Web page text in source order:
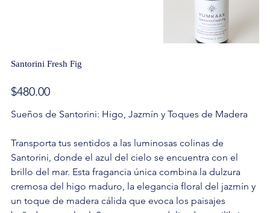
Santorini Fresh Fig
Precio
$480.00
Sueños de Santorini: Higo, Jazmín y Toques de Madera
Transporta tus sentidos a las luminosas colinas de
Santorini, donde el azul del cielo se encuentra con el
brillo del mar. Esta fragancia única combina la dulzura
cremosa del higo maduro, la elegancia floral del jazmín y
un toque de madera cálida que evoca los paisajes